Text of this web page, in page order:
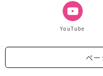
YouTube
ペ